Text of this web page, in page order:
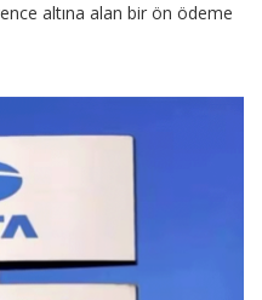
altına alan bir ön ödeme